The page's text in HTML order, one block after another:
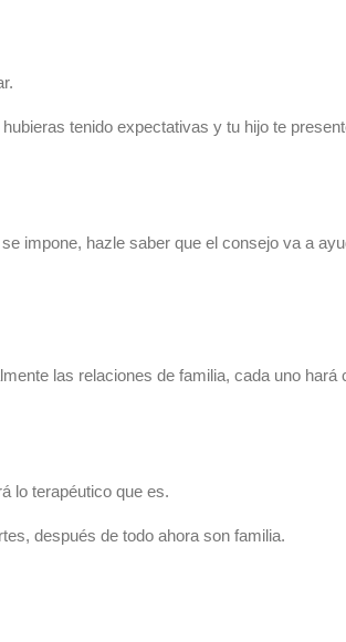
tenido expectativas y tu hijo te
impone, hazle saber que el consejo va a
las relaciones de familia, cada uno
lo terapéutico que es.
después de todo ahora son familia.